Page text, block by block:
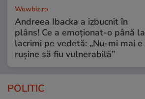
Wowbiz.ro
Andreea Ibacka a izbucnit în
plâns! Ce a emoționat-o până la
lacrimi pe vedetă: „Nu-mi mai e
rușine să fiu vulnerabilă”
POLITIC